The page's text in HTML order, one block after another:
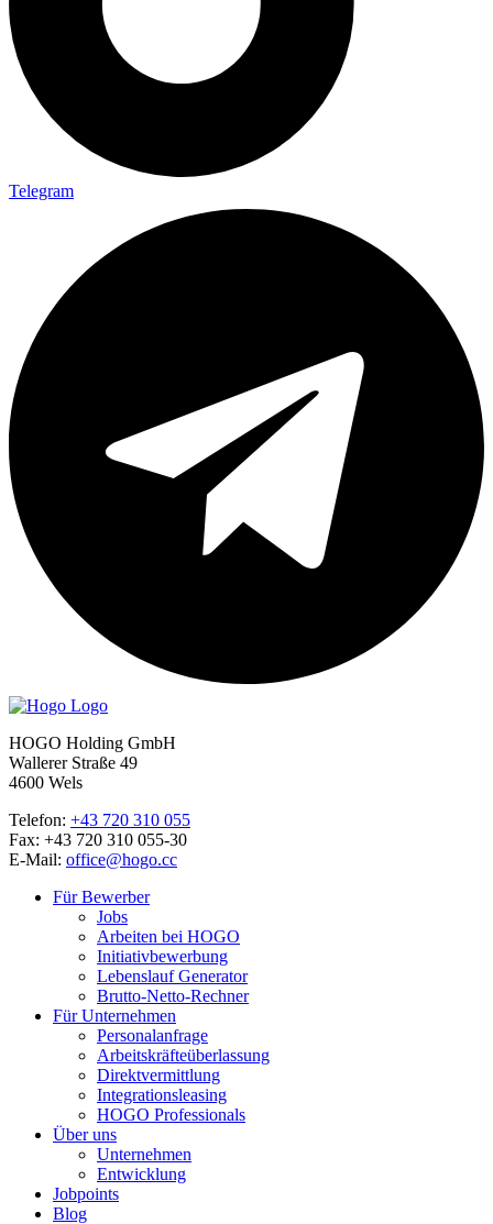
Telegram
HOGO Holding GmbH
Wallerer Straße 49
4600 Wels
Telefon: +43 720 310 055
Fax: +43 720 310 055-30
E-Mail: office@hogo.cc
Für Bewerber
Jobs
Arbeiten bei HOGO
Initiativbewerbung
Lebenslauf Generator
Brutto-Netto-Rechner
Für Unternehmen
Personalanfrage
Arbeitskräfteüberlassung
Direktvermittlung
Integrationsleasing
HOGO Professionals
Über uns
Unternehmen
Entwicklung
Jobpoints
Blog